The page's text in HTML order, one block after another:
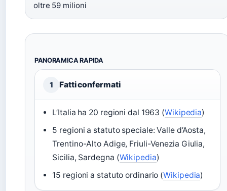
oltre 59 milioni
PANORAMICA RAPIDA
1 Fatti confermati
L’Italia ha 20 regioni dal 1963 (Wikipedia)
5 regioni a statuto speciale: Valle d’Aosta,
Trentino-Alto Adige, Friuli-Venezia Giulia,
Sicilia, Sardegna (Wikipedia)
15 regioni a statuto ordinario (Wikipedia)